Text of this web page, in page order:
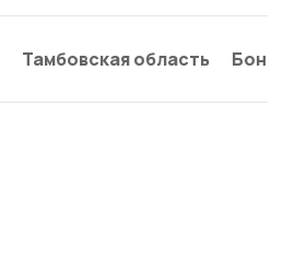
Тамбовская область